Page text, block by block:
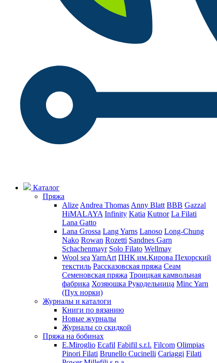
Каталог
Пряжа
Alize Andrea Thomas Anny Blatt BBB Gazzal
HiMALAYA Infinity Katia Kutnor La Filati
Lana Gatto
Lana Grossa Lang Yarns Lanoso Long-Chung
Nako Rowan Rozetti Sandnes Garn
Schachenmayr Solo Filato Wellmay
Wool sea YarnArt ПНК им.Кирова Пехорский
текстиль Рассказовская пряжа Сеам
Семеновская пряжа Троицкая камвольная
фабрика Хозяюшка Рукодельница Minc Yarn
(Пух норки)
Журналы и каталоги
Книги по вязанию
Новые журналы
Журналы со скидкой
Пряжа на бобинах
E.Miroglio Ecafil Fabifil s.r.l. Filcom Olimpias
Pinori Filati Brunello Cucinelli Cariaggi Filati